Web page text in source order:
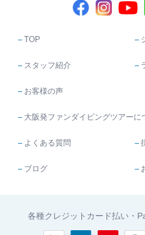
TOP
スタッフ紹介
お客様の声
大阪発ファンダイビングツアーに
よくある質問
ブログ
各種クレジットカード払い・